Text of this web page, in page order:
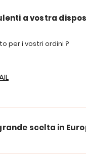
a vostra
per i vostri ordini ?
scelta in